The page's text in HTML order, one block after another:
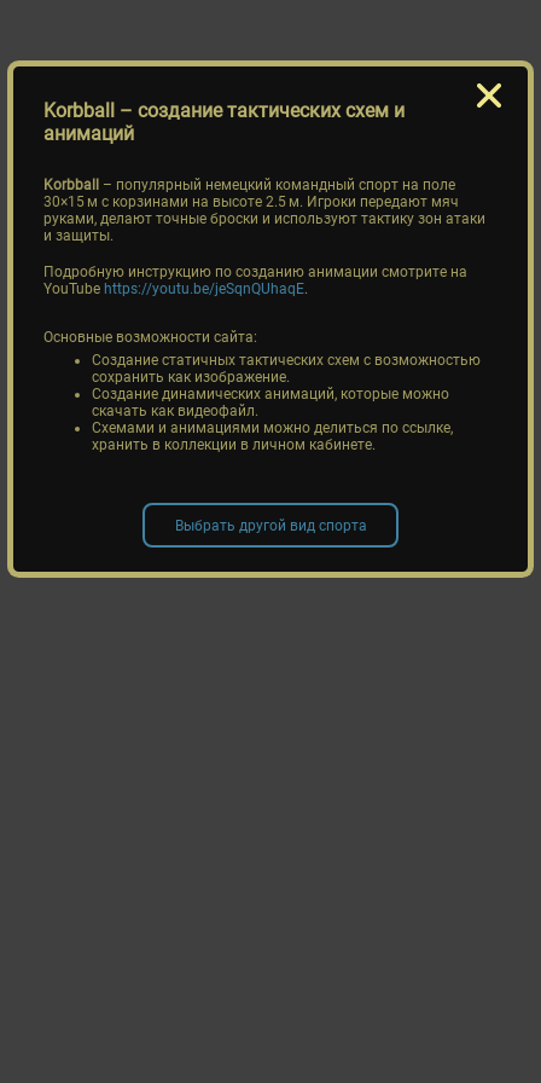
Korbball – создание тактических схем и
анимаций
Korbball
– популярный немецкий командный спорт на поле
30×15 м с корзинами на высоте 2.5 м. Игроки передают мяч
руками, делают точные броски и используют тактику зон атаки
и защиты.
Подробную инструкцию по созданию анимации смотрите на
YouTube https://youtu.be/jeSqnQUhaqE.
Основные возможности сайта:
Создание статичных тактических схем с возможностью
сохранить как изображение.
Создание динамических анимаций, которые можно
скачать как видеофайл.
Схемами и анимациями можно делиться по ссылке,
хранить в коллекции в личном кабинете.
Выбрать другой вид спорта